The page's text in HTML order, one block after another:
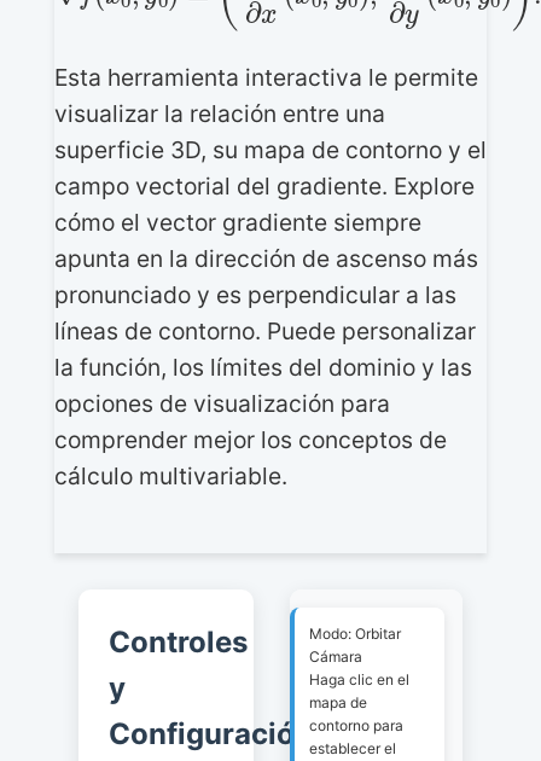
Esta herramienta interactiva le permite
visualizar la relación entre una
superficie 3D, su mapa de contorno y el
campo vectorial del gradiente. Explore
cómo el vector gradiente siempre
apunta en la dirección de ascenso más
pronunciado y es perpendicular a las
líneas de contorno. Puede personalizar
la función, los límites del dominio y las
opciones de visualización para
comprender mejor los conceptos de
cálculo multivariable.
Controles
y
Configuración
Modo:Orbitar
Cámara
Haga clic en el
mapa de
contorno para
establecer el